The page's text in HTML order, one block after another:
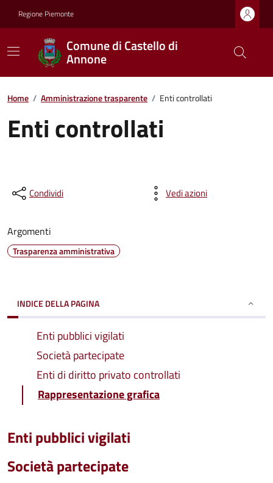
Regione Piemonte
Comune di Castello di
Annone
Home / Amministrazione trasparente / Enti controllati
Enti controllati
Condividi Vedi azioni
Argomenti
Trasparenza amministrativa
INDICE DELLA PAGINA
Enti pubblici vigilati
Società partecipate
Enti di diritto privato controllati
Rappresentazione grafica
Enti pubblici vigilati
Società partecipate